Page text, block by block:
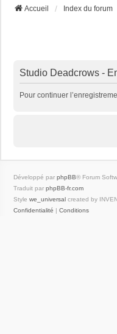
Accueil Index du forum
Studio Deadcrows -
Pour continuer
Développé par phpBB® Forum
Traduit par phpBB-fr.com
Style we_universal created by
Confidentialité | Conditions